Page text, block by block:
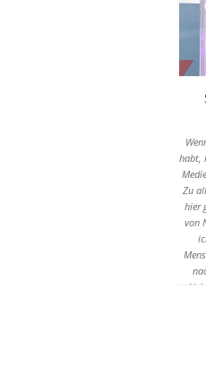
habt,
Zu
hier
von